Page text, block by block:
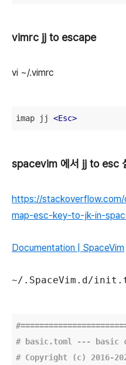
vimrc jj to escape
vi ~/.vimrc
imap jj <Esc>
spacevim 에서 jj to esc
https://
map-esc-key-to-jk-in-
Documentation | SpaceVim
~/.SpaceVim.d/
# basic.toml --- basic
# Copyright (c) 2016-